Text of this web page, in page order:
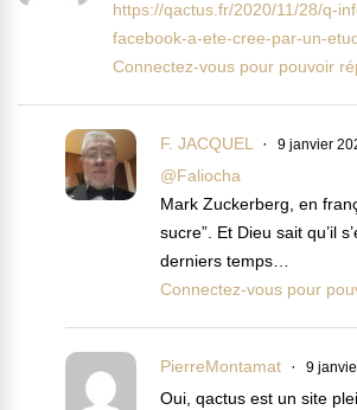
https://qactus.fr/2020/11/28/q-
facebook-a-ete-cree-par-un-
Connectez-vous pour pouvoir
F. JACQUEL 9 janvier
@Faliocha
Mark Zuckerberg, en
sucre”. Et Dieu sait qu’il
derniers temps…
Connectez-vous pour
PierreMontamat 9
Oui, qactus est un site